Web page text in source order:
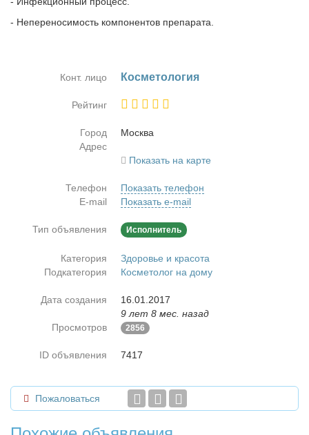
- Непереносимость компонентов препарата.
Конт. лицо Кос­ме­то­ло­гия
Рейтинг
Город
Москва
Адрес
Показать на карте
Телефон
Показать телефон
E-mail
Показать e-mail
Тип объявления Исполнитель
Категория
Здоровье и красота
Подкатегория
Косметолог на дому
Дата создания
16.01.2017
9 лет 8 мес. назад
Просмотров
2856
ID объявления 7417
Пожаловаться